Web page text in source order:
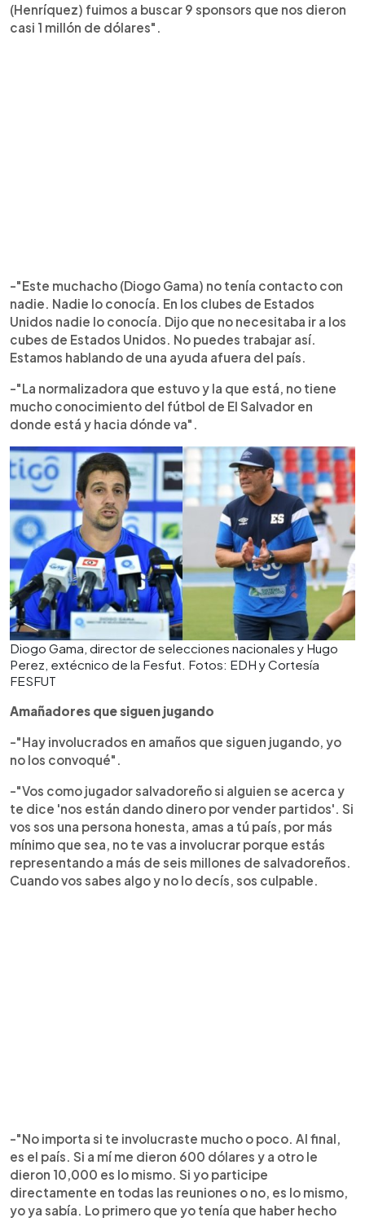
(Henríquez) fuimos a buscar 9 sponsors que nos dieron
casi 1 millón de dólares".
-"Este muchacho (Diogo Gama) no tenía contacto con
nadie. Nadie lo conocía. En los clubes de Estados
Unidos nadie lo conocía. Dijo que no necesitaba ir a los
cubes de Estados Unidos. No puedes trabajar así.
Estamos hablando de una ayuda afuera del país.
-"La normalizadora que estuvo y la que está, no tiene
mucho conocimiento del fútbol de El Salvador en
donde está y hacia dónde va".
Diogo Gama, director de selecciones nacionales y Hugo
Perez, extécnico de la Fesfut. Fotos: EDH y Cortesía
FESFUT
Amañadores que siguen jugando
-"Hay involucrados en amaños que siguen jugando, yo
no los convoqué".
-"Vos como jugador salvadoreño si alguien se acerca y
te dice 'nos están dando dinero por vender partidos'. Si
vos sos una persona honesta, amas a tú país, por más
mínimo que sea, no te vas a involucrar porque estás
representando a más de seis millones de salvadoreños.
Cuando vos sabes algo y no lo decís, sos culpable.
-"No importa si te involucraste mucho o poco. Al final,
es el país. Si a mí me dieron 600 dólares y a otro le
dieron 10,000 es lo mismo. Si yo participe
directamente en todas las reuniones o no, es lo mismo,
yo ya sabía. Lo primero que yo tenía que haber hecho